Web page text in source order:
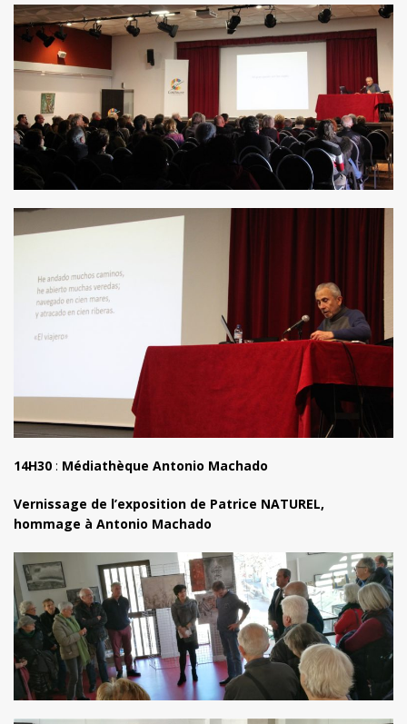
14H30 : Médiathèque Antonio Machado
Vernissage de l’exposition de Patrice NATUREL,
hommage à Antonio Machado